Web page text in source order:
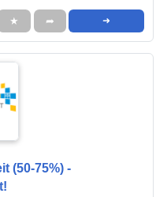
★ ➦ ➜
(50-75%) -